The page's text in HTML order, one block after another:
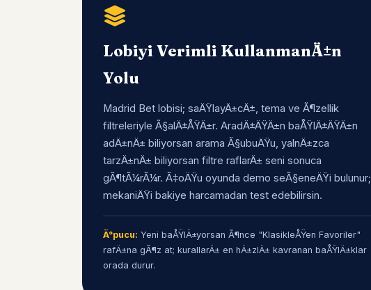
Lobiyi Verimli KullanmanÄ±n
Yolu
Madrid Bet lobisi; saÄŸlayÄ±cÄ±, tema ve Ã¶zellik
filtreleriyle Ã§alÄ±ÅŸÄ±r. AradÄ±ÄŸÄ±n baÅŸlÄ±ÄŸÄ±n
adÄ±nÄ± biliyorsan arama Ã§ubuÄŸu, yalnÄ±zca
tarzÄ±nÄ± biliyorsan filtre raflarÄ± seni sonuca
gÃ¶tÃ¼rÃ¼r. Ã‡oÄŸu oyunda demo seÃ§eneÄŸi bulunur;
mekaniÄŸi bakiye harcamadan test edebilirsin.
Ä°pucu: Yeni baÅŸlÄ±yorsan Ã¶nce "KlasikleÅŸen Favoriler"
rafÄ±na gÃ¶z at; kurallarÄ± en hÄ±zlÄ± kavranan baÅŸlÄ±klar
orada durur.